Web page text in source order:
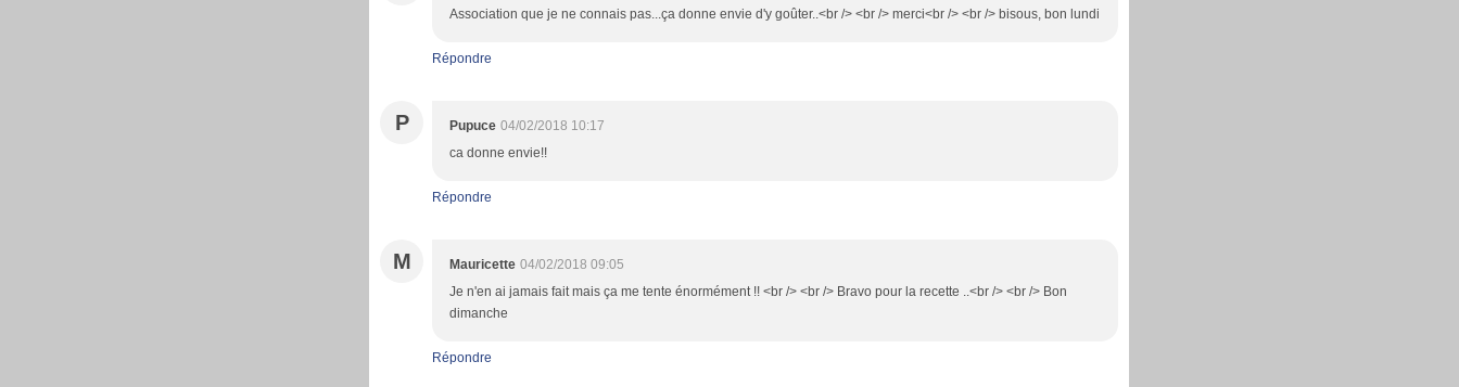
Association que je ne connais pas...ça donne envie d'y goûter..<br /> <br /> merci<br /> <br /> bisous, bon lundi
Répondre
P Pupuce 04/02/2018 10:17
ca donne envie!!
Répondre
M Mauricette 04/02/2018 09:05
Je n'en ai jamais fait mais ça me tente énormément !! <br /> <br /> Bravo pour la recette ..<br /> <br /> Bon
dimanche
Répondre